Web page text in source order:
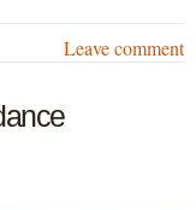
Leave comment